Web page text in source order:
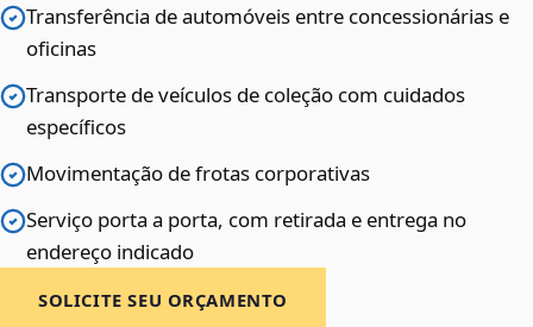
Transferência de automóveis entre concessionárias e
oficinas
Transporte de veículos de coleção com cuidados
específicos
Movimentação de frotas corporativas
Serviço porta a porta, com retirada e entrega no
endereço indicado
SOLICITE SEU ORÇAMENTO